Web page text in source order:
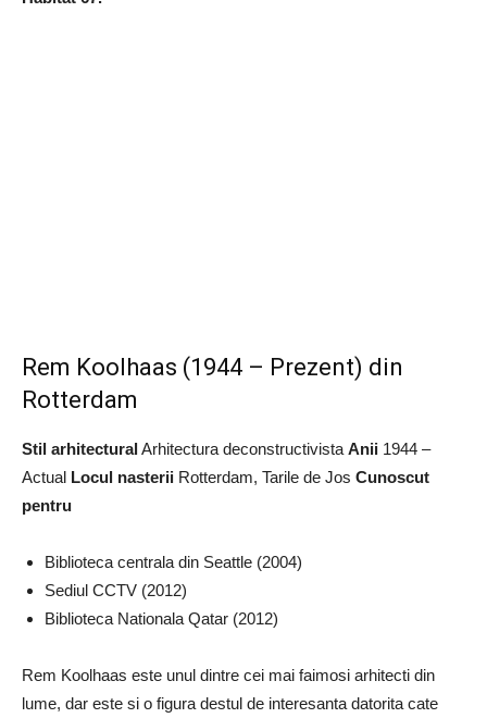
Rem Koolhaas (1944 – Prezent) din
Rotterdam
Stil arhitecturalArhitectura deconstructivista Anii 1944 –
Actual Locul nasterii Rotterdam, Tarile de Jos Cunoscut
pentru
Biblioteca centrala din Seattle (2004)
Sediul CCTV (2012)
Biblioteca Nationala Qatar (2012)
Rem Koolhaas este unul dintre cei mai faimosi arhitecti din
lume, dar este si o figura destul de interesanta datorita cate